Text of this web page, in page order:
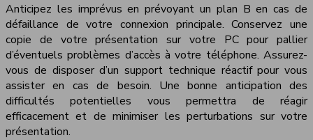
Anticipez les imprévus en prévoyant un plan B en cas de
défaillance de votre connexion principale. Conservez une
copie de votre présentation sur votre PC pour pallier
d’éventuels problèmes d’accès à votre téléphone. Assurez-
vous de disposer d’un support technique réactif pour vous
assister en cas de besoin. Une bonne anticipation des
difficultés potentielles vous permettra de réagir
efficacement et de minimiser les perturbations sur votre
présentation.